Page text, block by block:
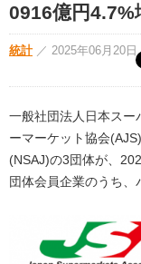
0916億円4.7%
統計 ／ 2025年06月20日
一般社団法人日本スー
ーマーケット協会
(NSAJ)の3団体が、
団体会員企業のうち、